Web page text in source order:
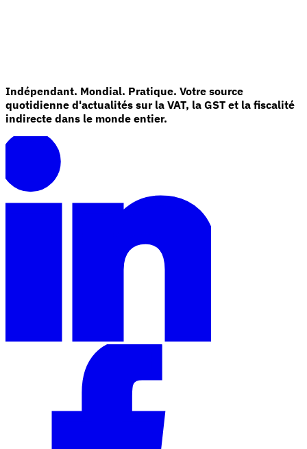
Indépendant. Mondial. Pratique. Votre source
quotidienne d'actualités sur la VAT, la GST et la fiscalité
indirecte dans le monde entier.